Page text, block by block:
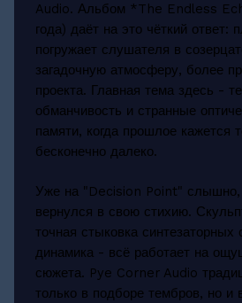
Audio. Альбом *The Endless
года) даёт на это чёткий ответ:
погружает слушателя в
загадочную атмосферу, более
проекта. Главная тема здесь -
обманчивость и странные
памяти, когда прошлое кажется
бесконечно далеко.
Уже на "Decision Point" слышно,
вернулся в свою стихию.
точная стыковка синтезаторных
динамика - всё работает на
сюжета. Pye Corner Audio
только в подборе тембров, но и